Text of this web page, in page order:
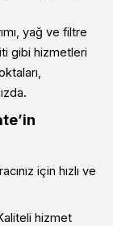
yağ ve filtre
gibi hizmetleri
için hızlı ve
hizmet